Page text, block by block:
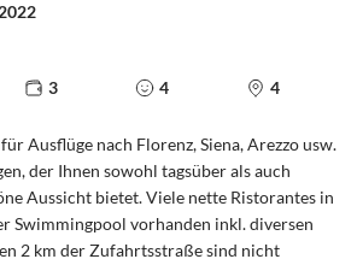
3 4 4
Ausflüge nach Florenz, Siena, Arezzo usw.
der Ihnen sowohl tagsüber als auch
Aussicht bietet. Viele nette Ristorantes in
Swimmingpool vorhanden inkl. diversen
2 km der Zufahrtsstraße sind nicht